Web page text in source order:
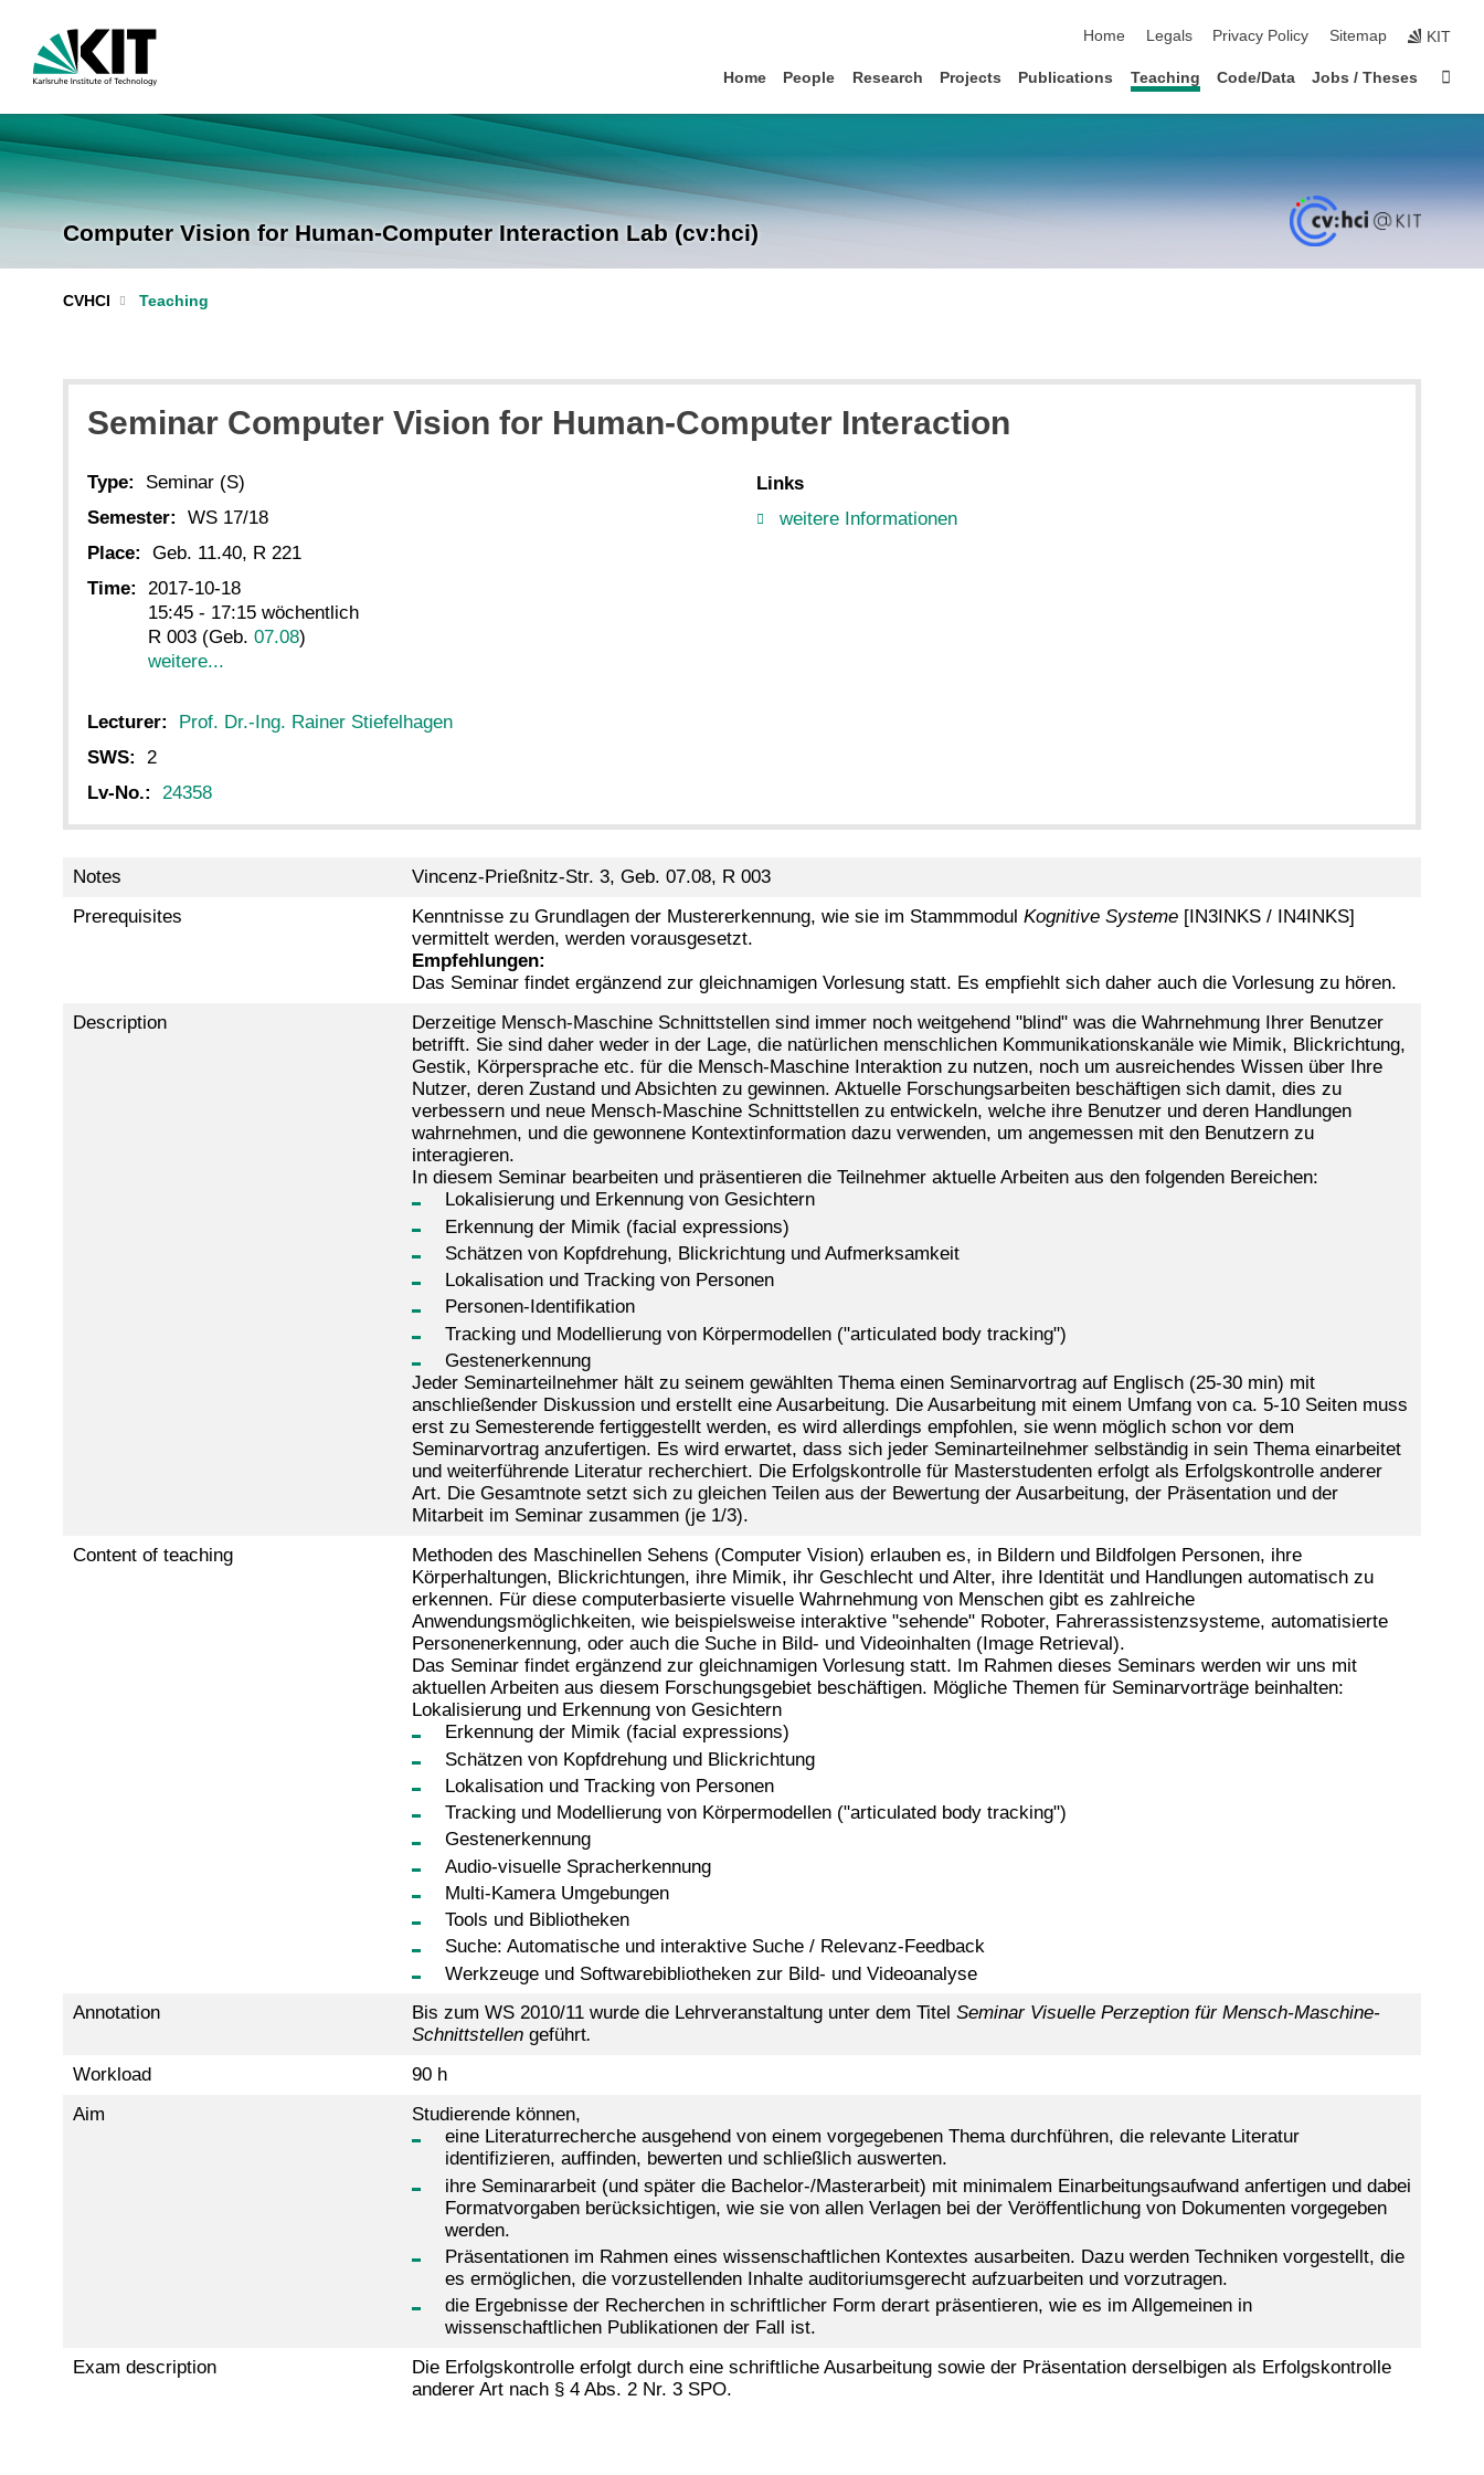
Home
Legals Privacy Policy Sitemap KIT
Home People Research Projects Publications Teaching Code/Data Jobs / Theses
Computer Vision for Human-Computer Interaction Lab (cv:hci)
CVHCI Teaching
Seminar Computer Vision for Human-Computer Interaction
Type:
Seminar (S)
Semester:
WS 17/18
Place:
Geb. 11.40, R 221
Time:
2017-10-18
15:45 - 17:15 wöchentlich
R 003 (Geb. 07.08)
weitere...
Lecturer:
Prof. Dr.-Ing. Rainer Stiefelhagen
SWS:
2
Lv-No.:
24358
Links
weitere Informationen
Notes
Vincenz-Prießnitz-Str. 3, Geb. 07.08, R 003
Prerequisites
Kenntnisse zu Grundlagen der Mustererkennung, wie sie im Stammmodul Kognitive Systeme[IN3INKS / IN4INKS]
vermittelt werden, werden vorausgesetzt.
Empfehlungen:
Das Seminar findet ergänzend zur gleichnamigen Vorlesung statt. Es empfiehlt sich daher auch die Vorlesung zu hören.
Description
Derzeitige Mensch-Maschine Schnittstellen sind immer noch weitgehend "blind" was die Wahrnehmung Ihrer Benutzer
betrifft. Sie sind daher weder in der Lage, die natürlichen menschlichen Kommunikationskanäle wie Mimik, Blickrichtung,
Gestik, Körpersprache etc. für die Mensch-Maschine Interaktion zu nutzen, noch um ausreichendes Wissen über Ihre
Nutzer, deren Zustand und Absichten zu gewinnen. Aktuelle Forschungsarbeiten beschäftigen sich damit, dies zu
verbessern und neue Mensch-Maschine Schnittstellen zu entwickeln, welche ihre Benutzer und deren Handlungen
wahrnehmen, und die gewonnene Kontextinformation dazu verwenden, um angemessen mit den Benutzern zu
interagieren.
In diesem Seminar bearbeiten und präsentieren die Teilnehmer aktuelle Arbeiten aus den folgenden Bereichen:
Lokalisierung und Erkennung von Gesichtern
Erkennung der Mimik (facial expressions)
Schätzen von Kopfdrehung, Blickrichtung und Aufmerksamkeit
Lokalisation und Tracking von Personen
Personen-Identifikation
Tracking und Modellierung von Körpermodellen ("articulated body tracking")
Gestenerkennung
Jeder Seminarteilnehmer hält zu seinem gewählten Thema einen Seminarvortrag auf Englisch (25-30 min) mit
anschließender Diskussion und erstellt eine Ausarbeitung. Die Ausarbeitung mit einem Umfang von ca. 5-10 Seiten muss
erst zu Semesterende fertiggestellt werden, es wird allerdings empfohlen, sie wenn möglich schon vor dem
Seminarvortrag anzufertigen. Es wird erwartet, dass sich jeder Seminarteilnehmer selbständig in sein Thema einarbeitet
und weiterführende Literatur recherchiert. Die Erfolgskontrolle für Masterstudenten erfolgt als Erfolgskontrolle anderer
Art. Die Gesamtnote setzt sich zu gleichen Teilen aus der Bewertung der Ausarbeitung, der Präsentation und der
Mitarbeit im Seminar zusammen (je 1/3).
Content of teaching
Methoden des Maschinellen Sehens (Computer Vision) erlauben es, in Bildern und Bildfolgen Personen, ihre
Körperhaltungen, Blickrichtungen, ihre Mimik, ihr Geschlecht und Alter, ihre Identität und Handlungen automatisch zu
erkennen. Für diese computerbasierte visuelle Wahrnehmung von Menschen gibt es zahlreiche
Anwendungsmöglichkeiten, wie beispielsweise interaktive "sehende" Roboter, Fahrerassistenzsysteme, automatisierte
Personenerkennung, oder auch die Suche in Bild- und Videoinhalten (Image Retrieval).
Das Seminar findet ergänzend zur gleichnamigen Vorlesung statt. Im Rahmen dieses Seminars werden wir uns mit
aktuellen Arbeiten aus diesem Forschungsgebiet beschäftigen. Mögliche Themen für Seminarvorträge beinhalten:
Lokalisierung und Erkennung von Gesichtern
Erkennung der Mimik (facial expressions)
Schätzen von Kopfdrehung und Blickrichtung
Lokalisation und Tracking von Personen
Tracking und Modellierung von Körpermodellen ("articulated body tracking")
Gestenerkennung
Audio-visuelle Spracherkennung
Multi-Kamera Umgebungen
Tools und Bibliotheken
Suche: Automatische und interaktive Suche / Relevanz-Feedback
Werkzeuge und Softwarebibliotheken zur Bild- und Videoanalyse
Annotation
Bis zum WS 2010/11 wurde die Lehrveranstaltung unter dem Titel Seminar Visuelle Perzeption für Mensch-Maschine-
Schnittstellen geführt.
Workload
90 h
Aim
Studierende können,
eine Literaturrecherche ausgehend von einem vorgegebenen Thema durchführen, die relevante Literatur
identifizieren, auffinden, bewerten und schließlich auswerten.
ihre Seminararbeit (und später die Bachelor-/Masterarbeit) mit minimalem Einarbeitungsaufwand anfertigen und dabei
Formatvorgaben berücksichtigen, wie sie von allen Verlagen bei der Veröffentlichung von Dokumenten vorgegeben
werden.
Präsentationen im Rahmen eines wissenschaftlichen Kontextes ausarbeiten. Dazu werden Techniken vorgestellt, die
es ermöglichen, die vorzustellenden Inhalte auditoriumsgerecht aufzuarbeiten und vorzutragen.
die Ergebnisse der Recherchen in schriftlicher Form derart präsentieren, wie es im Allgemeinen in
wissenschaftlichen Publikationen der Fall ist.
Exam description
Die Erfolgskontrolle erfolgt durch eine schriftliche Ausarbeitung sowie der Präsentation derselbigen als Erfolgskontrolle
anderer Art nach § 4 Abs. 2 Nr. 3 SPO.